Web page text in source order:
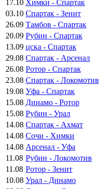
17.10 Химки - Спартак
03.10 Спартак - Зенит
26.09 Тамбов - Спартак
20.09 Рубин - Спартак
13.09 цска - Спартак
29.08 Спартак - Арсенал
26.08 Ротор - Спартак
23.08 Спартак - Локомотив
19.08 Уфа - Спартак
15.08 Динамо - Ротор
15.08 Рубин - Урал
14.08 Спартак - Ахмат
14.08 Сочи - Химки
14.08 Арсенал - Уфа
11.08 Рубин - Локомотив
11.08 Ротор - Зенит
10.08 Урал - Динамо